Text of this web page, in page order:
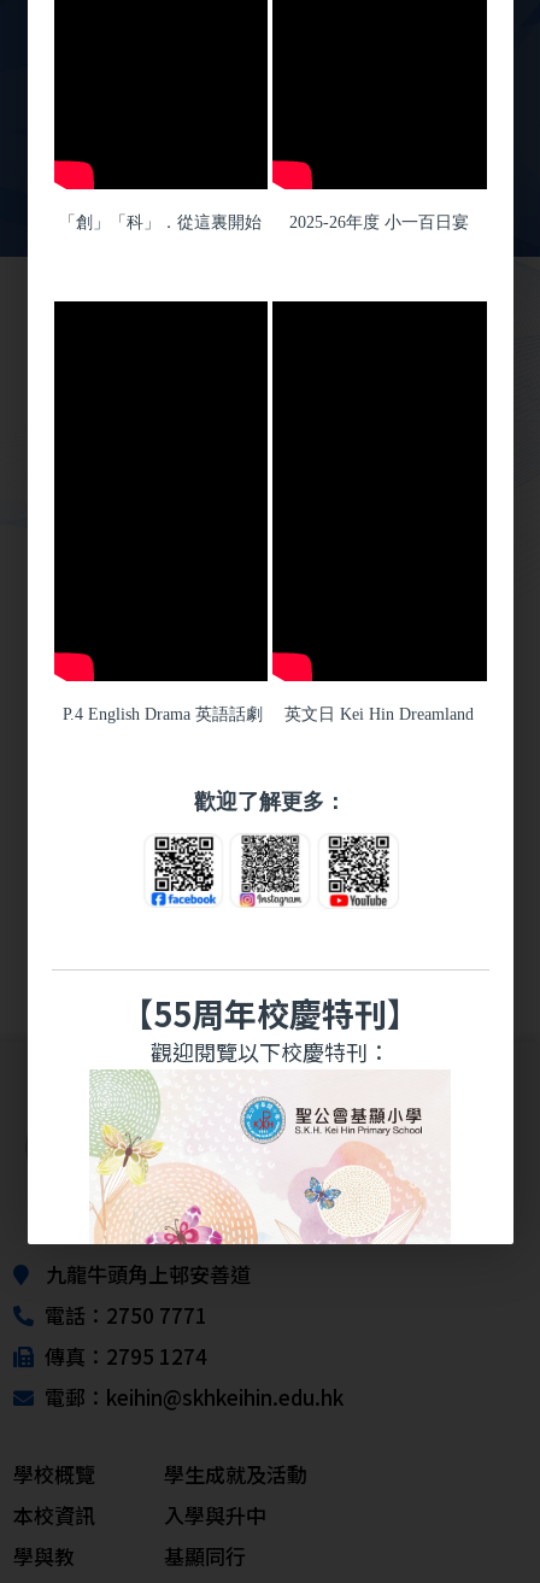
03
JUL
APRA亞太機械人聯盟競賽2026
常用連結
九龍牛頭角上邨安善道
電話：2750 7771
傳真：2795 1274
電郵：keihin@skhkeihin.edu.hk
學校概覽
本校資訊
學與教
學生成就及活動
入學與升中
基顯同行
「創」「科」．從這裏開始 2025-26年度 小一百日宴
P.4 English Drama 英語話劇 英文日 Kei Hin Dreamland
歡迎了解更多：
【55周年校慶特刊】
觀迎閱覽以下校慶特刊：